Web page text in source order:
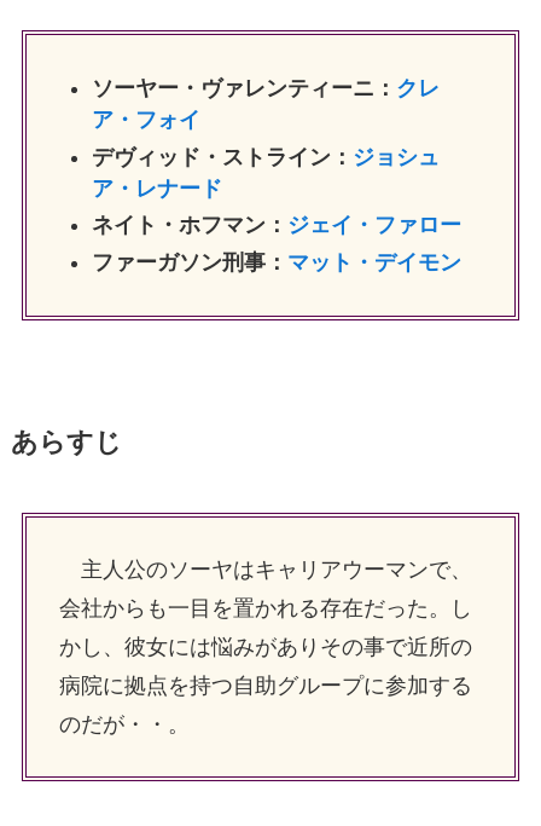
ソーヤー・ヴァレンティーニ： クレ
ア・フォイ
デヴィッド・ストライン： ジョシュ
ア・レナード
ネイト・ホフマン： ジェイ・ファロー
ファーガソン刑事： マット・デイモン
あらすじ
主人公のソーヤはキャリアウーマンで、
会社からも一目を置かれる存在だった。し
かし、彼女には悩みがありその事で近所の
病院に拠点を持つ自助グループに参加する
のだが・・。